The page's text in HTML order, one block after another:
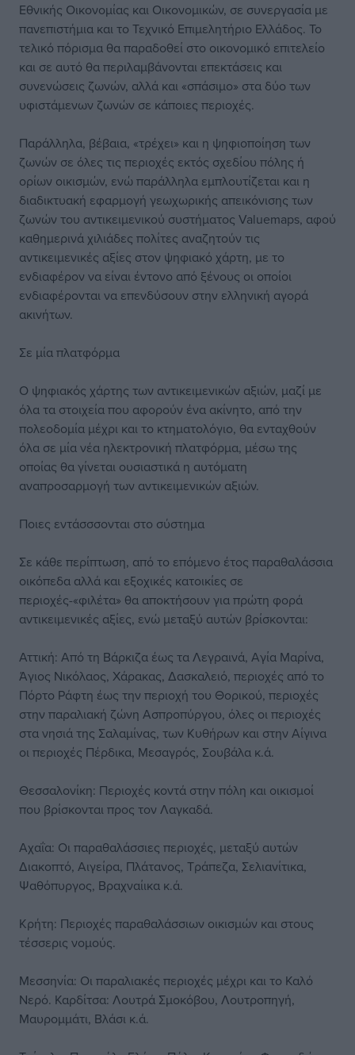
Εθνικής Οικονομίας και Οικονομικών, σε συνεργασία με
πανεπιστήμια και το Τεχνικό Επιμελητήριο Ελλάδος. Το
τελικό πόρισμα θα παραδοθεί στο οικονομικό επιτελείο
και σε αυτό θα περιλαμβάνονται επεκτάσεις και
συνενώσεις ζωνών, αλλά και «σπάσιμο» στα δύο των
υφιστάμενων ζωνών σε κάποιες περιοχές.
Παράλληλα, βέβαια, «τρέχει» και η ψηφιοποίηση των
ζωνών σε όλες τις περιοχές εκτός σχεδίου πόλης ή
ορίων οικισμών, ενώ παράλληλα εμπλουτίζεται και η
διαδικτυακή εφαρμογή γεωχωρικής απεικόνισης των
ζωνών του αντικειμενικού συστήματος Valuemaps, αφού
καθημερινά χιλιάδες πολίτες αναζητούν τις
αντικειμενικές αξίες στον ψηφιακό χάρτη, με το
ενδιαφέρον να είναι έντονο από ξένους οι οποίοι
ενδιαφέρονται να επενδύσουν στην ελληνική αγορά
ακινήτων.
Σε μία πλατφόρμα
Ο ψηφιακός χάρτης των αντικειμενικών αξιών, μαζί με
όλα τα στοιχεία που αφορούν ένα ακίνητο, από την
πολεοδομία μέχρι και το κτηματολόγιο, θα ενταχθούν
όλα σε μία νέα ηλεκτρονική πλατφόρμα, μέσω της
οποίας θα γίνεται ουσιαστικά η αυτόματη
αναπροσαρμογή των αντικειμενικών αξιών.
Ποιες εντάσσσονται στο σύστημα
Σε κάθε περίπτωση, από το επόμενο έτος παραθαλάσσια
οικόπεδα αλλά και εξοχικές κατοικίες σε
περιοχές-«φιλέτα» θα αποκτήσουν για πρώτη φορά
αντικειμενικές αξίες, ενώ μεταξύ αυτών βρίσκονται:
Αττική: Από τη Βάρκιζα έως τα Λεγραινά, Αγία Μαρίνα,
Άγιος Νικόλαος, Χάρακας, Δασκαλειό, περιοχές από το
Πόρτο Ράφτη έως την περιοχή του Θορικού, περιοχές
στην παραλιακή ζώνη Ασπροπύργου, όλες οι περιοχές
στα νησιά της Σαλαμίνας, των Κυθήρων και στην Αίγινα
οι περιοχές Πέρδικα, Μεσαγρός, Σουβάλα κ.ά.
Θεσσαλονίκη: Περιοχές κοντά στην πόλη και οικισμοί
που βρίσκονται προς τον Λαγκαδά.
Αχαΐα: Οι παραθαλάσσιες περιοχές, μεταξύ αυτών
Διακοπτό, Αιγείρα, Πλάτανος, Τράπεζα, Σελιανίτικα,
Ψαθόπυργος, Βραχναίικα κ.ά.
Κρήτη: Περιοχές παραθαλάσσιων οικισμών και στους
τέσσερις νομούς.
Μεσσηνία: Οι παραλιακές περιοχές μέχρι και το Καλό
Νερό. Καρδίτσα: Λουτρά Σμοκόβου, Λουτροπηγή,
Μαυρομμάτι, Βλάσι κ.ά.